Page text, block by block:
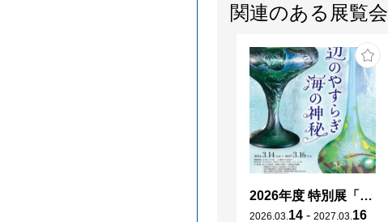
関連のある展覧会
2026年度 特別展「ガレとドーム、アール･ヌーヴォーのガラス 水辺のやすらぎ、海の神秘」
2026 03 14 - 2027 03 16